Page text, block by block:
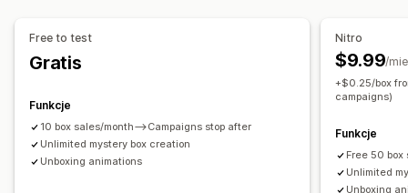
Dostosowanie
Free to test
Gratis
Funkcje
10 box sales/month—>Campaigns stop after
Unlimited mystery box creation
Unboxing animations
Nitro
$9.99/
+$0.25/box
campaigns)
Funkcje
Free 50
Unlimited
Unboxing